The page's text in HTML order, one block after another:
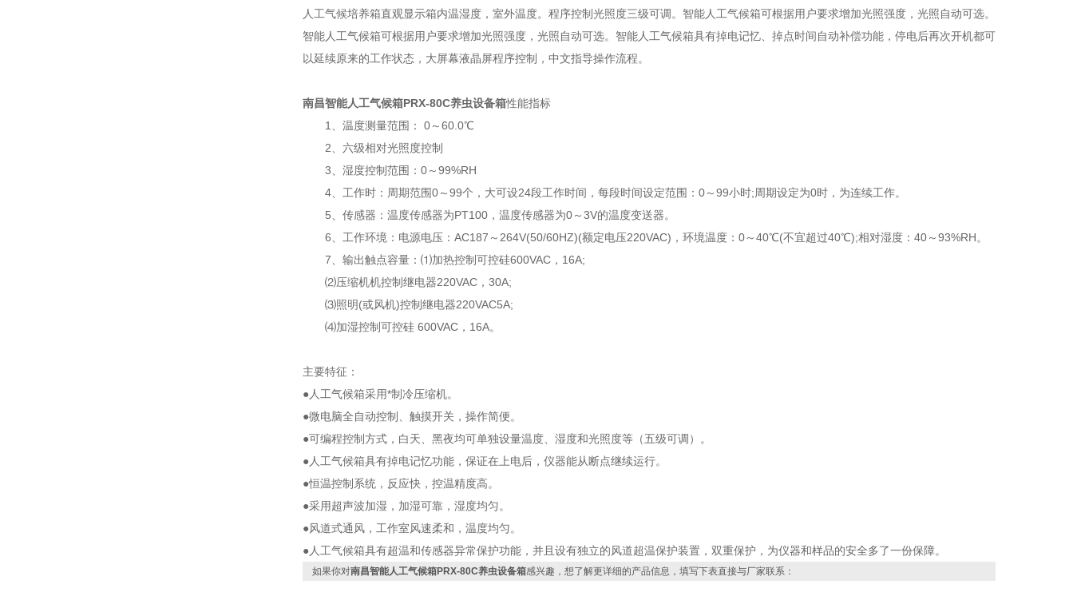
人工气候培养箱直观显示箱内温湿度，室外温度。程序控制光照度三级可调。智能人工气候箱可根据用户要求增加光照强度，光照自动可选。
智能人工气候箱可根据用户要求增加光照强度，光照自动可选。智能人工气候箱具有掉电记忆、掉点时间自动补偿功能，停电后再次开机都可
以延续原来的工作状态，大屏幕液晶屏程序控制，中文指导操作流程。
南昌智能人工气候箱PRX-80C养虫设备箱性能指标
1、温度测量范围： 0～60.0℃
2、六级相对光照度控制
3、湿度控制范围：0～99%RH
4、工作时：周期范围0～99个，大可设24段工作时间，每段时间设定范围：0～99小时;周期设定为0时，为连续工作。
5、传感器：温度传感器为PT100，温度传感器为0～3V的温度变送器。
6、工作环境：电源电压：AC187～264V(50/60HZ)(额定电压220VAC)，环境温度：0～40℃(不宜超过40℃);相对湿度：40～93%RH。
7、输出触点容量：⑴加热控制可控硅600VAC，16A;
⑵压缩机机控制继电器220VAC，30A;
⑶照明(或风机)控制继电器220VAC5A;
⑷加湿控制可控硅 600VAC，16A。
主要特征：
●人工气候箱采用*制冷压缩机。
●微电脑全自动控制、触摸开关，操作简便。
●可编程控制方式，白天、黑夜均可单独设量温度、湿度和光照度等（五级可调）。
●人工气候箱具有掉电记忆功能，保证在上电后，仪器能从断点继续运行。
●恒温控制系统，反应快，控温精度高。
●采用超声波加湿，加湿可靠，湿度均匀。
●风道式通风，工作室风速柔和，温度均匀。
●人工气候箱具有超温和传感器异常保护功能，并且设有独立的风道超温保护装置，双重保护，为仪器和样品的安全多了一份保障。
如果你对南昌智能人工气候箱PRX-80C养虫设备箱感兴趣，想了解更详细的产品信息，填写下表直接与厂家联系：